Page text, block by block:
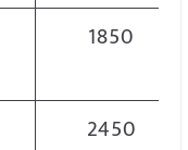
1850
2450